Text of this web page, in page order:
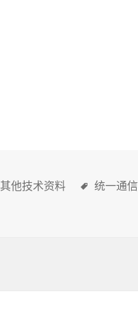
其他技术资料 统一通信